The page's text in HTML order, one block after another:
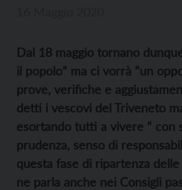
Dal 18 maggio tornano
il popolo” ma ci vorrà “un
prove, verifiche e
detti i vescovi del Triveneto
esortando tutti a vivere “ con
prudenza, senso di
questa fase di ripartenza delle
ne parla anche nei Consigli